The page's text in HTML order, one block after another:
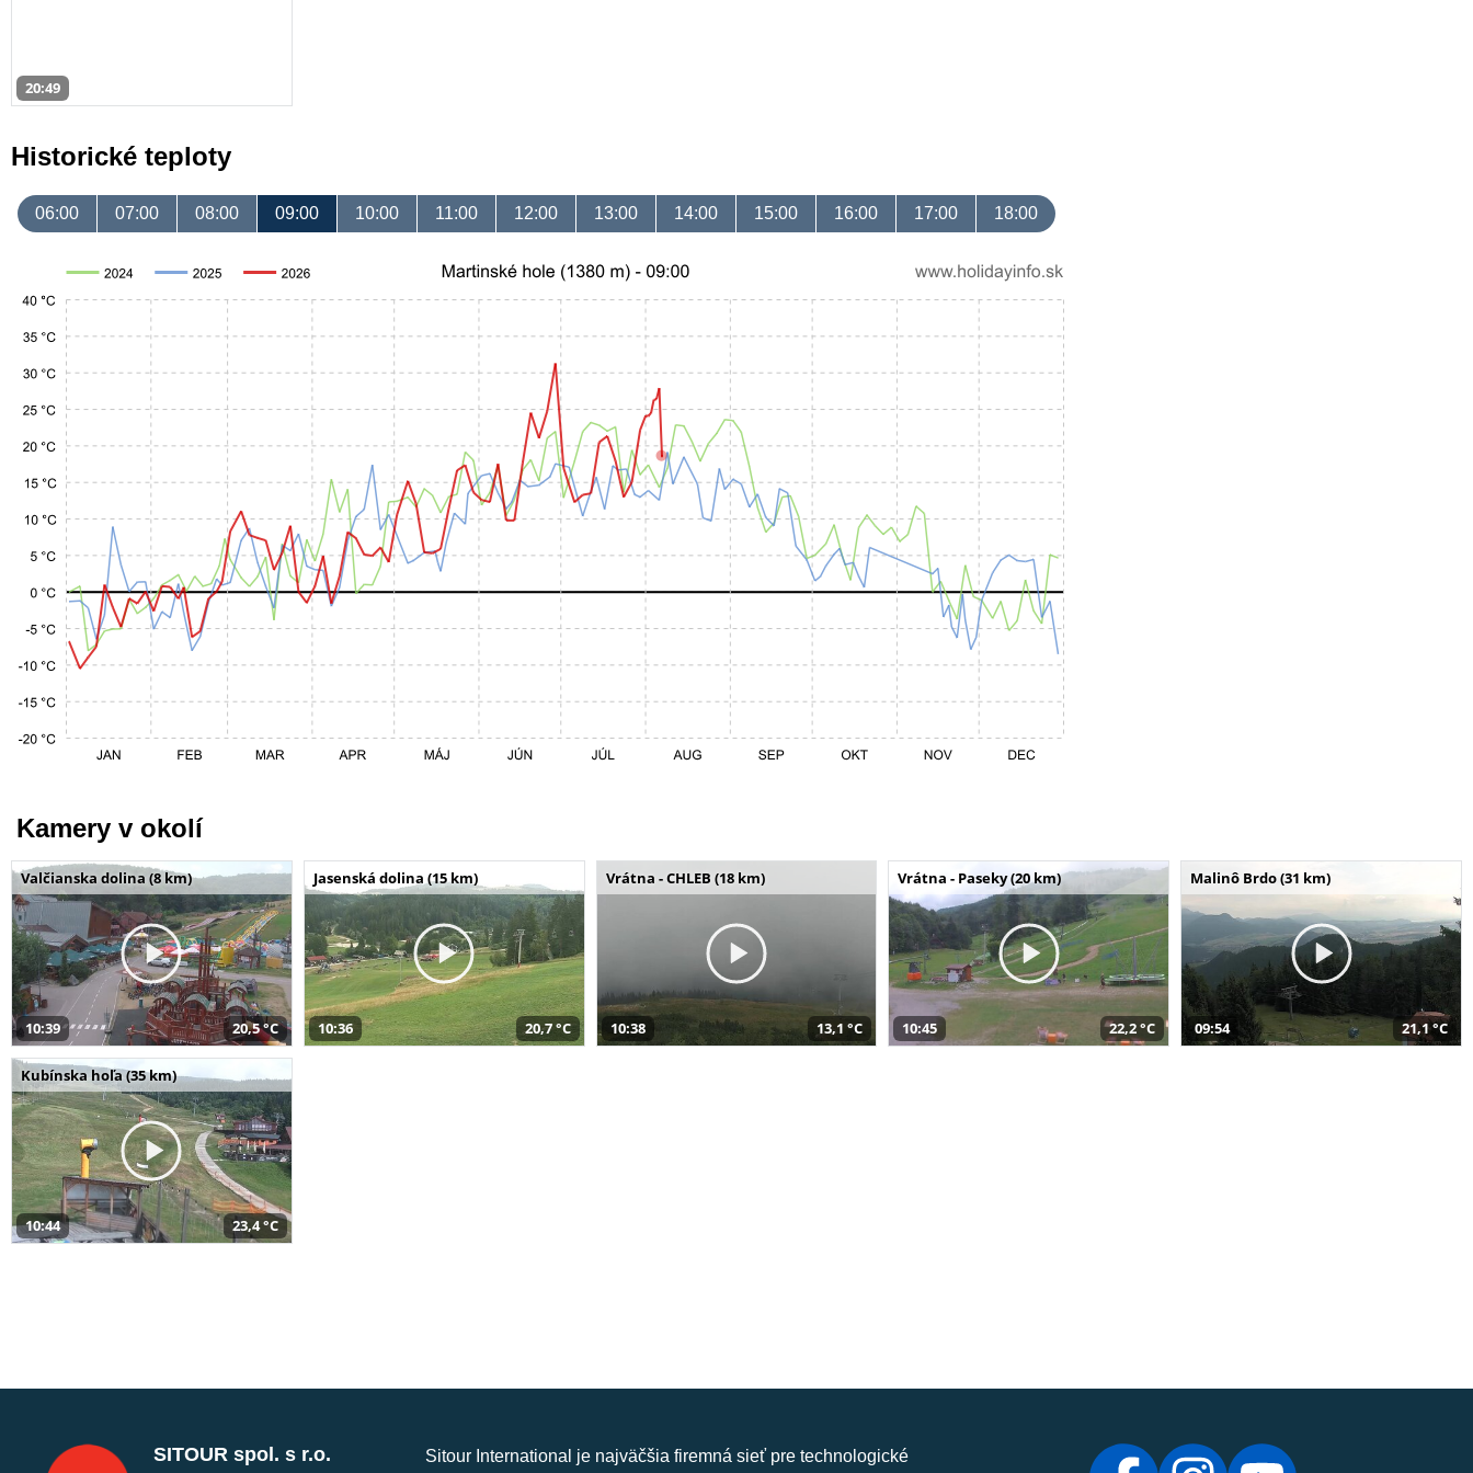
20:49
Historické teploty
06:00 07:00 08:00 09:00 10:00 11:00 12:00 13:00 14:00 15:00 16:00 17:00 18:00
Kamery v okolí
Valčianska dolina (8 km)
10:39 20,5 °C
Jasenská dolina (15 km)
10:36 20,7 °C
Vrátna - CHLEB (18 km)
10:38 13,1 °C
Vrátna - Paseky (20 km)
10:45 22,2 °C
Malinô Brdo (31 km)
09:54 21,1 °C
Kubínska hoľa (35 km)
10:44 23,4 °C
SITOUR spol. s r.o.
Sitour International je najväčšia firemná sieť pre technologické